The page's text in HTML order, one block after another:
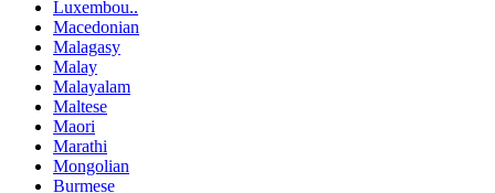
Luxembou..
Macedonian
Malagasy
Malay
Malayalam
Maltese
Maori
Marathi
Mongolian
Burmese